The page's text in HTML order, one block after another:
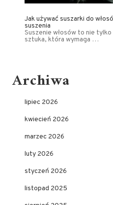
Jak używać suszarki do
suszenia
Suszenie włosów to nie
sztuka, która wymaga …
Archiwa
lipiec 2026
kwiecień 2026
marzec 2026
luty 2026
styczeń 2026
listopad 2025